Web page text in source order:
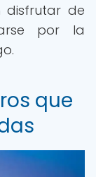
disfrutar de
por la
que